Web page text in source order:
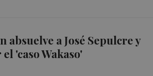
absuelve a José Sepulcre y
'caso Wakaso'